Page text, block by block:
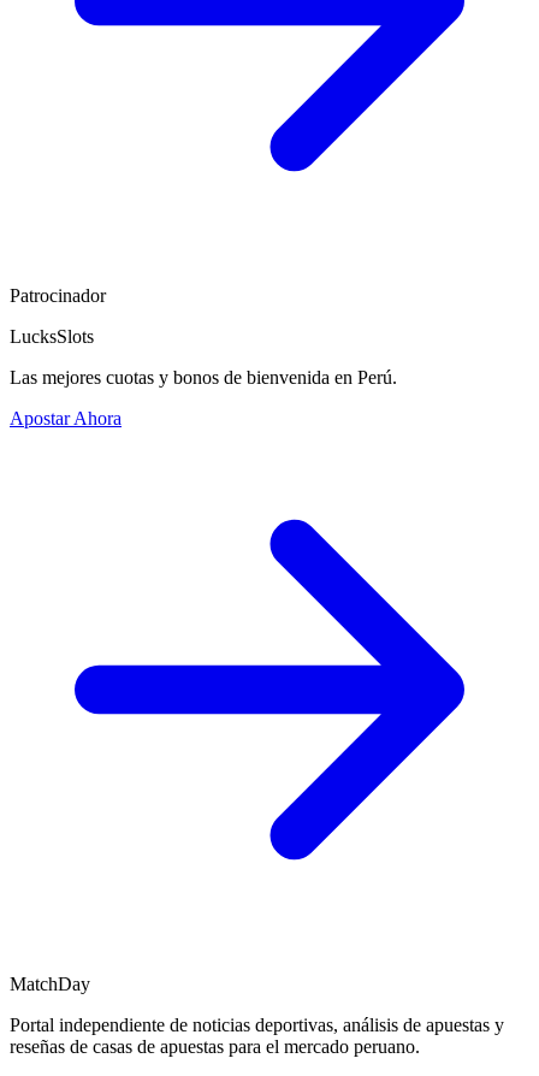
Patrocinador
LucksSlots
Las mejores cuotas y bonos de bienvenida en Perú.
Apostar Ahora
MatchDay
Portal independiente de noticias deportivas, análisis de apuestas y
reseñas de casas de apuestas para el mercado peruano.